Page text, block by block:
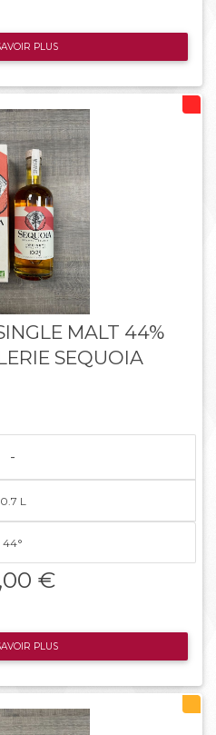
PLUS
MALT 44%
SEQUOIA
-
0.7 L
44°
€
PLUS